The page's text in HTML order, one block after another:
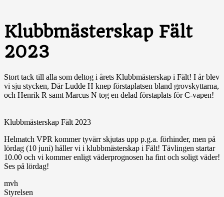
Klubbmästerskap Fält
2023
Stort tack till alla som deltog i årets Klubbmästerskap i Fält! I år blev
vi sju stycken, Där Ludde H knep förstaplatsen bland grovskyttarna,
och Henrik R samt Marcus N tog en delad förstaplats för C-vapen!
Klubbmästerskap Fält 2023
Helmatch VPR kommer tyvärr skjutas upp p.g.a. förhinder, men på
lördag (10 juni) håller vi i klubbmästerskap i Fält! Tävlingen startar
10.00 och vi kommer enligt väderprognosen ha fint och soligt väder!
Ses på lördag!
mvh
Styrelsen